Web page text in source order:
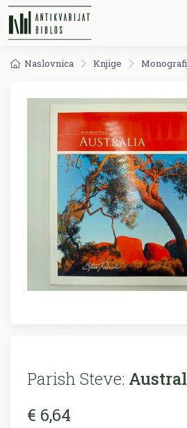
Naslovnica Knjige
Parish Steve:
€ 6,64